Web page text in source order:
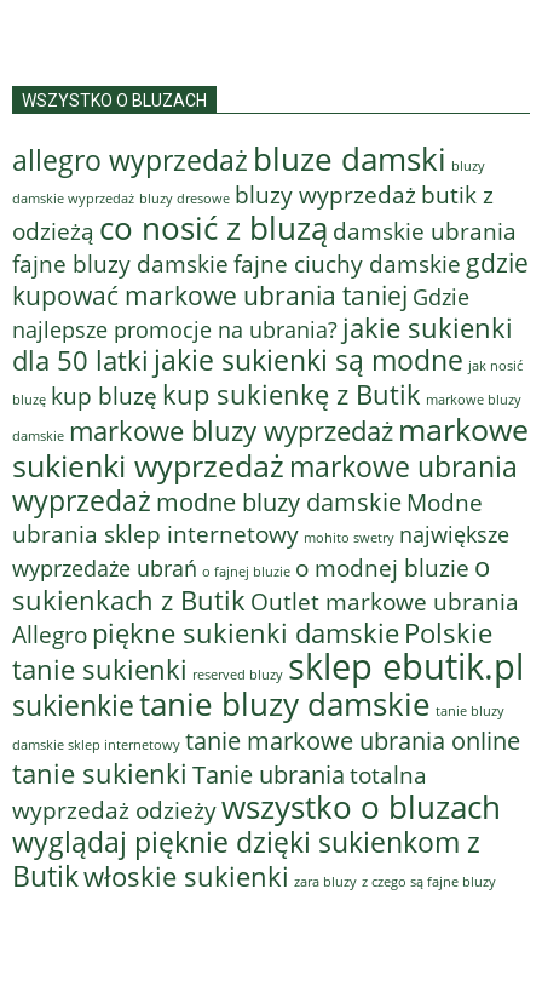
WSZYSTKO O BLUZACH
allegro wyprzedaż bluze damski bluzy
damskie wyprzedaż bluzy dresowe bluzy wyprzedaż butik z
odzieżą co nosić z bluzą damskie ubrania
fajne bluzy damskiefajne ciuchy damskie gdzie
kupować markowe ubrania taniej Gdzie
najlepsze promocje na ubrania? jakie sukienki
dla 50 latki jakie sukienki są modne jak nosić
bluzę kup bluzę kup sukienkę z Butik markowe bluzy
damskie markowe bluzy wyprzedaż markowe
sukienki wyprzedaż markowe ubrania
wyprzedaż modne bluzy damskie Modne
ubrania sklep internetowy mohito swetry największe
wyprzedaże ubrań o fajnej bluzie o modnej bluzie o
sukienkach z Butik Outlet markowe ubrania
Allegropiękne sukienki damskie Polskie
tanie sukienki reserved bluzy sklep ebutik.pl
sukienkietanie bluzy damskie tanie bluzy
damskie sklep internetowy tanie markowe ubrania online
tanie sukienki Tanie ubrania totalna
wyprzedaż odzieżywszystko o bluzach
wyglądaj pięknie dzięki sukienkom z
Butikwłoskie sukienki zara bluzy z czego są fajne bluzy